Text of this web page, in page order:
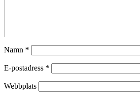
Namn *
E-postadress *
Webbplats